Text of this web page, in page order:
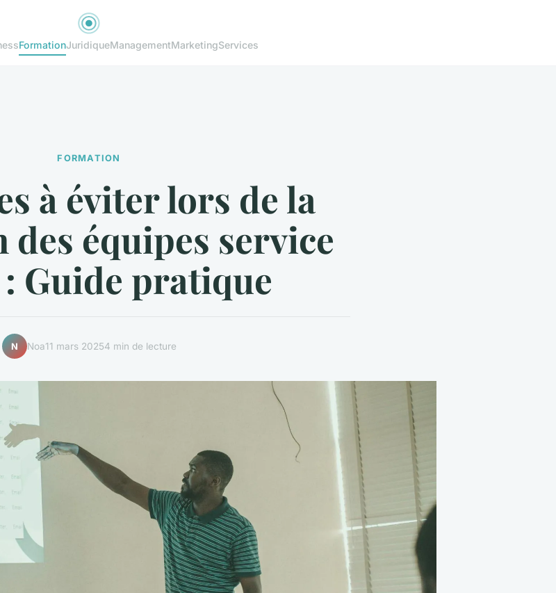
FormationJuridiqueManagementMarketingServices
FORMATION
à éviter lors de la
équipes service
Guide pratique
N Noa11 mars 20254 min de lecture